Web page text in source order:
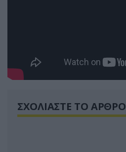
ΣΧΟΛΙΑΣΤΕ ΤΟ ΑΡΘΡΟ